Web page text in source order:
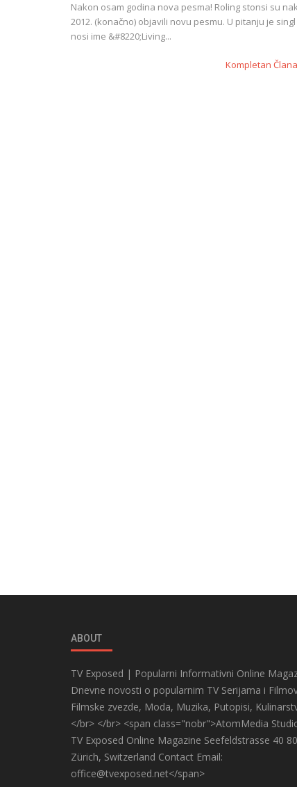
Nakon osam godina nova pesma! Roling stonsi su
2012. (konačno) objavili novu pesmu. U pitanju je
nosi ime &#8220;Living...
Kompletan
ABOUT
TV Exposed | Popularni Informativni Online
Dnevne novosti o popularnim TV Serijama i
Filmske zvezde, Moda, Muzika, Putopisi,
</br> </br> <span class="nobr">AtomMedia
TV Exposed Online Magazine Seefeldstrasse 40
Zürich, Switzerland Contact Email:
office@tvexposed.net</span>